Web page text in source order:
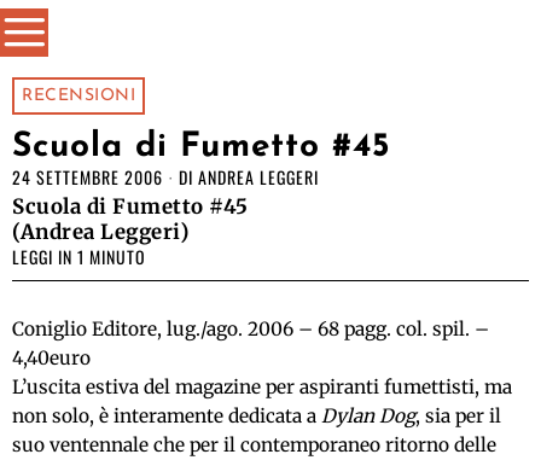
RECENSIONI
Scuola di Fumetto #45
24 SETTEMBRE 2006 DI ANDREA LEGGERI
Scuola di Fumetto #45
(Andrea Leggeri)
LEGGI IN 1 MINUTO
Coniglio Editore, lug./ago. 2006 – 68 pagg. col. spil. –
4,40euro
L’uscita estiva del magazine per aspiranti fumettisti, ma
non solo, è interamente dedicata a Dylan Dog, sia per il
suo ventennale che per il contemporaneo ritorno delle